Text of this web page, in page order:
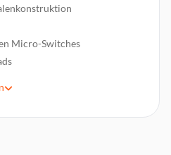
Micro-Switches